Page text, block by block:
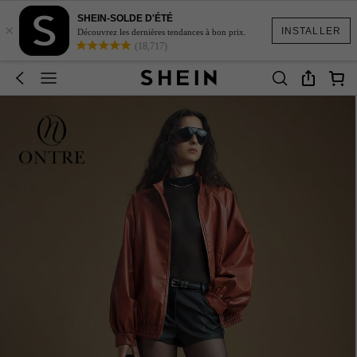
INSTALLER
×
SHEIN-SOLDE D'ÉTÉ
Découvrez les dernières tendances à bon prix.
(18,717)